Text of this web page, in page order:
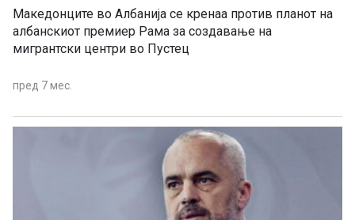
Македонците во Албанија се кренаа против планот на
албанскиот премиер Рама за создавање на
мигрантски центри во Пустец
пред 7 мес.